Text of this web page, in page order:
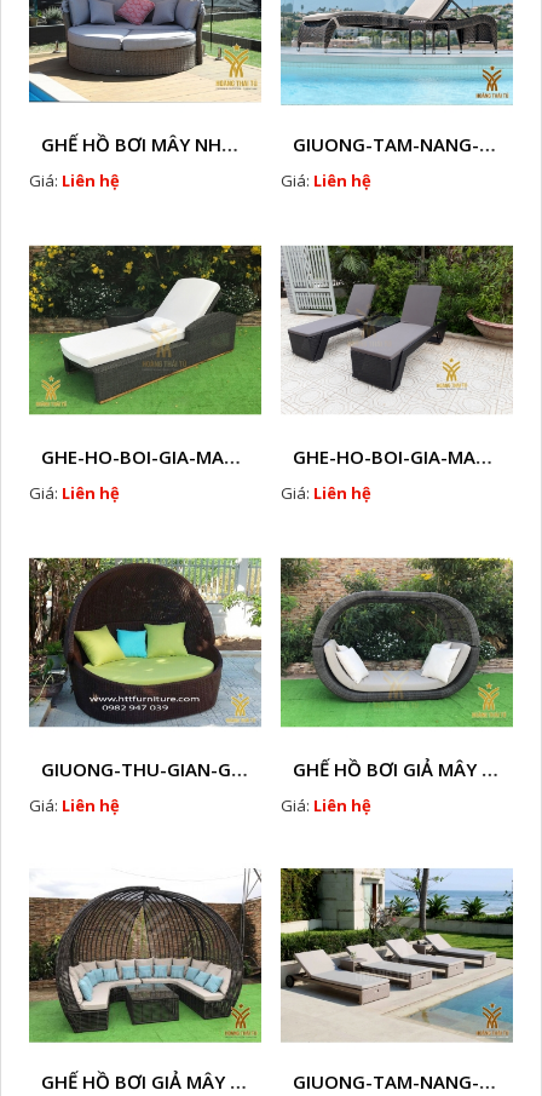
GHẾ HỒ BƠI MÂY NHỰA HTT - B38
Giá: Liên hệ
GIUONG-TAM-NANG-GIA-MAY-HTT - B7
Giá: Liên hệ
GHE-HO-BOI-GIA-MAY-HTT - B61
Giá: Liên hệ
GHE-HO-BOI-GIA-MAY-HTT - B41
Giá: Liên hệ
GIUONG-THU-GIAN-GIA-MAY-HTT - B58
Giá: Liên hệ
GHẾ HỒ BƠI GIẢ MÂY HTT - B57
Giá: Liên hệ
GHẾ HỒ BƠI GIẢ MÂY TT - B23 GIUONG-TAM-NANG-GIA-MAY-HTT - B14